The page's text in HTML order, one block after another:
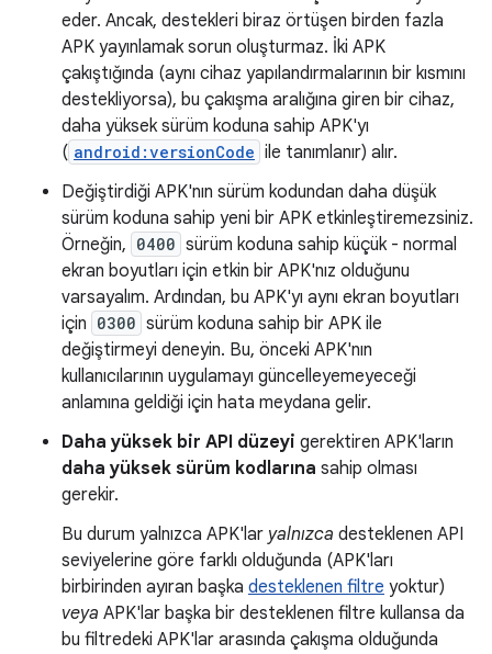
eder. Ancak, destekleri biraz örtüşen birden fazla
APK yayınlamak sorun oluşturmaz. İki APK
çakıştığında (aynı cihaz yapılandırmalarının bir kısmını
destekliyorsa), bu çakışma aralığına giren bir cihaz,
daha yüksek sürüm koduna sahip APK'yı
( android:versionCode ile tanımlanır) alır.
Değiştirdiği APK'nın sürüm kodundan daha düşük
sürüm koduna sahip yeni bir APK etkinleştiremezsiniz.
Örneğin, 0400 sürüm koduna sahip küçük - normal
ekran boyutları için etkin bir APK'nız olduğunu
varsayalım. Ardından, bu APK'yı aynı ekran boyutları
için 0300 sürüm koduna sahip bir APK ile
değiştirmeyi deneyin. Bu, önceki APK'nın
kullanıcılarının uygulamayı güncelleyemeyeceği
anlamına geldiği için hata meydana gelir.
Daha yüksek bir API düzeyi gerektiren APK'ların
daha yüksek sürüm kodlarına sahip olması
gerekir.
Bu durum yalnızca APK'lar yalnızca desteklenen API
seviyelerine göre farklı olduğunda (APK'ları
birbirinden ayıran başka desteklenen filtre yoktur)
veya APK'lar başka bir desteklenen filtre kullansa da
bu filtredeki APK'lar arasında çakışma olduğunda